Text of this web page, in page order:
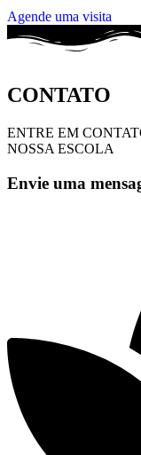
Agende uma visita
CONTATO
ENTRE EM
NOSSA ESCOLA
Envie uma